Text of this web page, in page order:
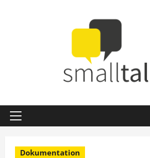
Primäres
Dokumentation